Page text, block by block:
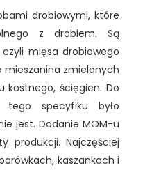
drobiowymi, które
z drobiem. Są
mięsa drobiowego
mieszanina zmielonych
kostnego, ścięgien. Do
tego specyfiku było
jest. Dodanie MOM-u
produkcji. Najczęściej
kaszankach i